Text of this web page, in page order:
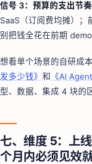
信号 3：预算的支出节奏
SaaS（订阅费均摊）；
别把钱全花在前期 demo
想看单个场景的自研成
发多少钱》 和 《AI
型、数据、集成 4 块的
七、维度 5：上
个月内必须见效